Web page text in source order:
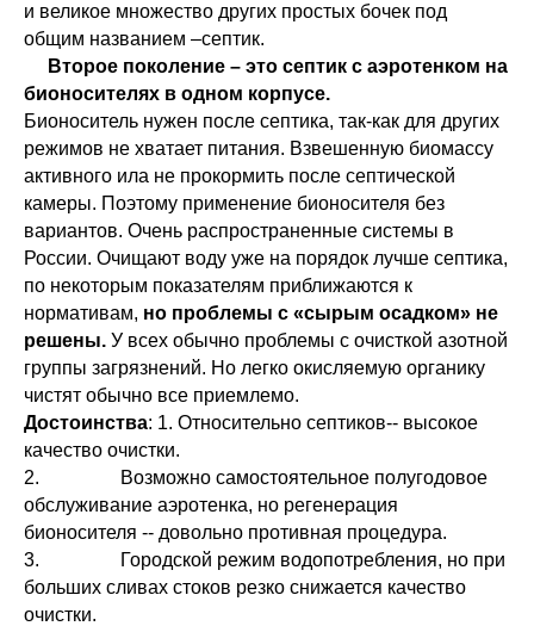
и великое множество других простых бочек под
общим названием –септик.
Второе поколение – это септик с аэротенком на
бионосителях в одном корпусе.
Бионоситель нужен после септика, так-как для других
режимов не хватает питания. Взвешенную биомассу
активного ила не прокормить после септической
камеры. Поэтому применение бионосителя без
вариантов. Очень распространенные системы в
России. Очищают воду уже на порядок лучше септика,
по некоторым показателям приближаются к
нормативам, но проблемы с «сырым осадком» не
решены. У всех обычно проблемы с очисткой азотной
группы загрязнений. Но легко окисляемую органику
чистят обычно все приемлемо.
Достоинства: 1. Относительно септиков-- высокое
качество очистки.
2. Возможно самостоятельное полугодовое
обслуживание аэротенка, но регенерация
бионосителя -- довольно противная процедура.
3. Городской режим водопотребления, но при
больших сливах стоков резко снижается качество
очистки.